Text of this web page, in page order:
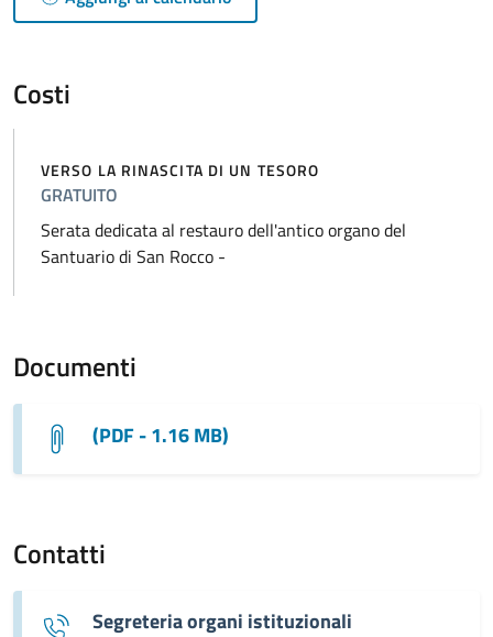
Costi
VERSO LA RINASCITA DI UN TESORO
GRATUITO
Serata dedicata al restauro dell'antico organo del
Santuario di San Rocco -
Documenti
(PDF - 1.16 MB)
Contatti
Segreteria organi istituzionali